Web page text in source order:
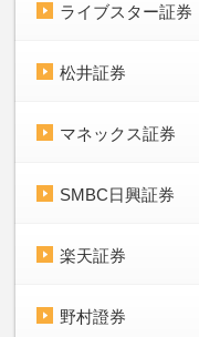
ライブスター証券
松井証券
マネックス証券
SMBC日興証券
楽天証券
野村證券